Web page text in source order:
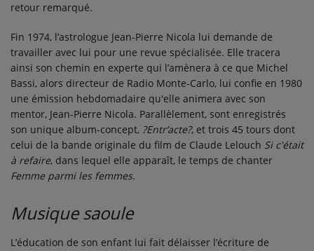
retour remarqué.
Fin 1974, l’astrologue Jean-Pierre Nicola lui demande de
travailler avec lui pour une revue spécialisée. Elle tracera
ainsi son chemin en experte qui l’amènera à ce que Michel
Bassi, alors directeur de Radio Monte-Carlo, lui confie en 1980
une émission hebdomadaire qu'elle animera avec son
mentor, Jean-Pierre Nicola. Parallèlement, sont enregistrés
son unique album-concept, ?Entr’acte?, et trois 45 tours dont
celui de la bande originale du film de Claude Lelouch Si c'était
à refaire, dans lequel elle apparaît, le temps de chanter
Femme parmi les femmes.
Musique saoule
L’éducation de son enfant lui fait délaisser l’écriture de